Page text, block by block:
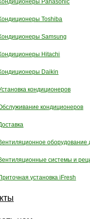
Panasonic
Toshiba
Samsung
Hitachi
Daikin
кондиционеров
кондиционеров
системы и
установка iFresh